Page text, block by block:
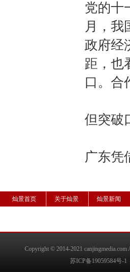
党的十
月，我
政府经
距，也
口。合
但突破
广东凭
灿景首页 关于灿景 灿景新闻
Copyright © 2014-2021 canjingmedia.com
苏ICP备19059584号-1